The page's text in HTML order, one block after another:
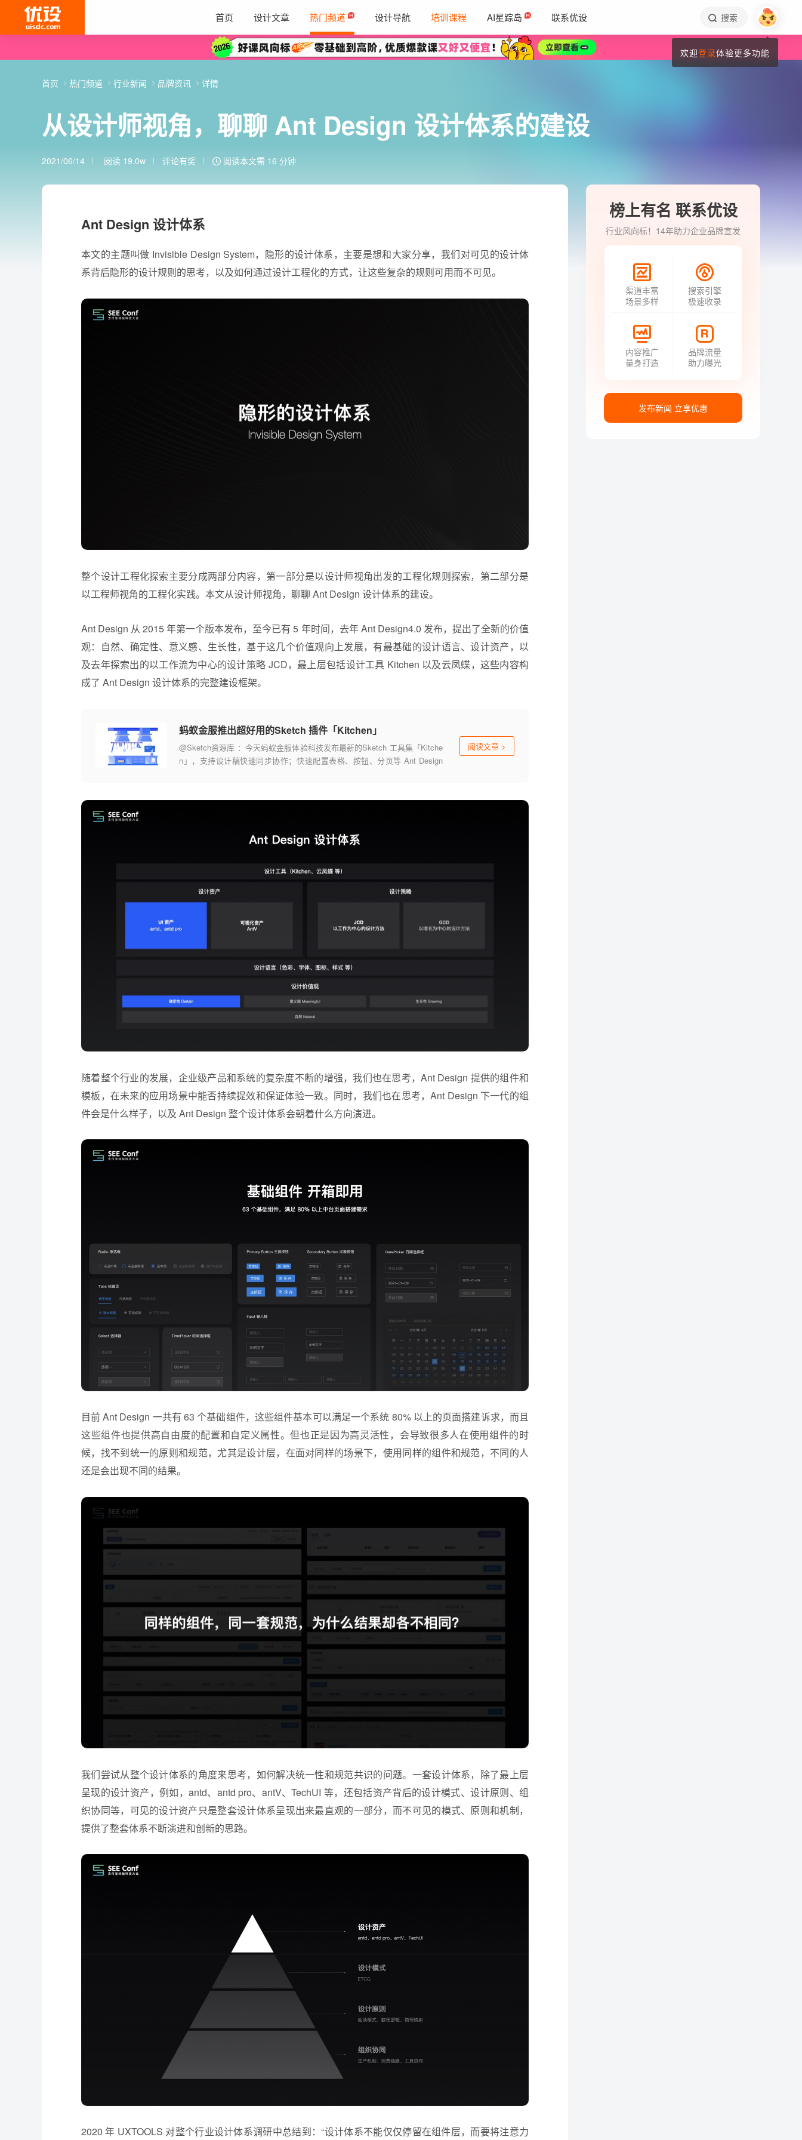
首页 设计文章 热门频道 设计导航 培训课程 AI星踪岛 联系优设 搜索
首页 热门频道 行业新闻 品牌资讯 详情
从设计师视角，聊聊 Ant Design 设计体系的建设
2021/06/14 阅读 19.0w 评论有奖 阅读本文需 16 分钟
Ant Design 设计体系
本文的主题叫做 Invisible Design System，隐形的设计体系，主要是想和大家分享，我们对可见的设计体
系背后隐形的设计规则的思考，以及如何通过设计工程化的方式，让这些复杂的规则可用而不可见。
整个设计工程化探索主要分成两部分内容，第一部分是以设计师视角出发的工程化规则探索，第二部分是
以工程师视角的工程化实践。本文从设计师视角，聊聊 Ant Design 设计体系的建设。
Ant Design 从 2015 年第一个版本发布，至今已有 5 年时间，去年 Ant Design4.0 发布，提出了全新的价值
观：自然、确定性、意义感、生长性，基于这几个价值观向上发展，有最基础的设计语言、设计资产，以
及去年探索出的以工作流为中心的设计策略 JCD，最上层包括设计工具 Kitchen 以及云凤蝶，这些内容构
成了 Ant Design 设计体系的完整建设框架。
蚂蚁金服推出超好用的Sketch 插件「Kitchen」
@Sketch资源库 ：今天蚂蚁金服体验科技发布最新的Sketch 工具集「Kitche
n」，支持设计稿快速同步协作；快速配置表格、按钮、分页等 Ant Design
阅读文章 >
随着整个行业的发展，企业级产品和系统的复杂度不断的增强，我们也在思考，Ant Design 提供的组件和
模板，在未来的应用场景中能否持续提效和保证体验一致。同时，我们也在思考，Ant Design 下一代的组
件会是什么样子，以及 Ant Design 整个设计体系会朝着什么方向演进。
目前 Ant Design 一共有 63 个基础组件，这些组件基本可以满足一个系统 80% 以上的页面搭建诉求，而且
这些组件也提供高自由度的配置和自定义属性。但也正是因为高灵活性，会导致很多人在使用组件的时
候，找不到统一的原则和规范，尤其是设计层，在面对同样的场景下，使用同样的组件和规范，不同的人
还是会出现不同的结果。
我们尝试从整个设计体系的角度来思考，如何解决统一性和规范共识的问题。一套设计体系，除了最上层
呈现的设计资产，例如，antd、antd pro、antV、TechUI 等，还包括资产背后的设计模式、设计原则、组
织协同等，可见的设计资产只是整套设计体系呈现出来最直观的一部分，而不可见的模式、原则和机制，
提供了整套体系不断演进和创新的思路。
2020 年 UXTOOLS 对整个行业设计体系调研中总结到：“设计体系不能仅仅停留在组件层，而要将注意力
榜上有名 联系优设
行业风向标！14年助力企业品牌宣发
渠道丰富
场景多样
搜索引擎
极速收录
内容推广
量身打造
品牌流量
助力曝光
发布新闻 立享优惠
欢迎登录体验更多功能